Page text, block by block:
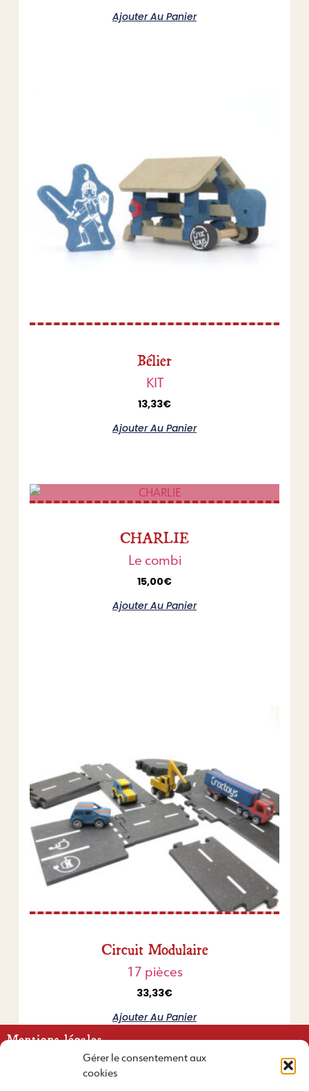
Gérer le consentement aux
cookies
Ajouter Au Panier
Bélier
KIT
13,33€
Ajouter Au Panier
CHARLIE
Le combi
15,00€
Ajouter Au Panier
Circuit Modulaire
17 pièces
33,33€
Ajouter Au Panier
Mentions légales
Conditions générales de vente